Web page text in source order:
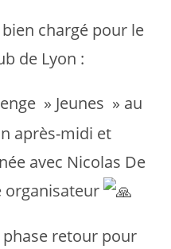
chargé pour le
de Lyon :
» Jeunes » au
après-midi et
avec Nicolas De
organisateur
phase retour pour